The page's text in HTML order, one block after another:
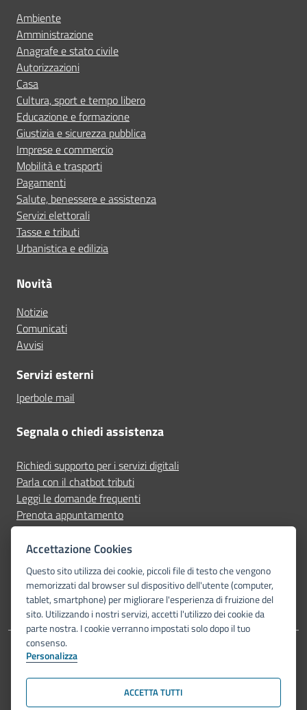
Ambiente
Amministrazione
Anagrafe e stato civile
Autorizzazioni
Casa
Cultura, sport e tempo libero
Educazione e formazione
Giustizia e sicurezza pubblica
Imprese e commercio
Mobilità e trasporti
Pagamenti
Salute, benessere e assistenza
Servizi elettorali
Tasse e tributi
Urbanistica e edilizia
Novità
Notizie
Comunicati
Avvisi
Servizi esterni
Iperbole mail
Segnala o chiedi assistenza
Richiedi supporto per i servizi digitali
Parla con il chatbot tributi
Leggi le domande frequenti
Prenota appuntamento
Segnala disservizio
Seguici su
Dichiarazione di accessibilità
Piano di miglioramento del sito Mappa del sito
Accettazione Cookies
Questo sito utilizza dei cookie, piccoli file di testo che vengono
memorizzati dal browser sul dispositivo dell'utente (computer,
tablet, smartphone) per migliorare l'esperienza di fruizione del
sito. Utilizzando i nostri servizi, accetti l'utilizzo dei cookie da
parte nostra. I cookie verranno impostati solo dopo il tuo
consenso.
Personalizza
ACCETTA TUTTI